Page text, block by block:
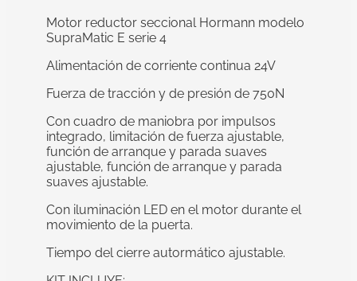
Motor reductor seccional Hormann modelo
SupraMatic E serie 4
Alimentación de corriente continua 24V
Fuerza de tracción y de presión de 750N
Con cuadro de maniobra por impulsos
integrado, limitación de fuerza ajustable,
función de arranque y parada suaves
ajustable, función de arranque y parada
suaves ajustable.
Con iluminación LED en el motor durante el
movimiento de la puerta.
Tiempo del cierre autormático ajustable.